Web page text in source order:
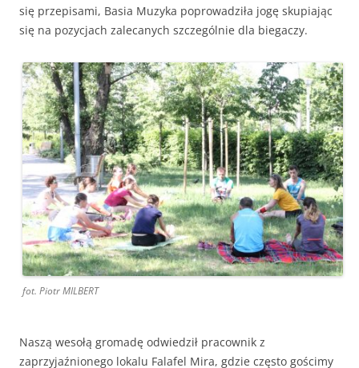
się przepisami, Basia Muzyka poprowadziła jogę skupiając
się na pozycjach zalecanych szczególnie dla biegaczy.
fot. Piotr MILBERT
Naszą wesołą gromadę odwiedził pracownik z
zaprzyjaźnionego lokalu Falafel Mira, gdzie często gościmy